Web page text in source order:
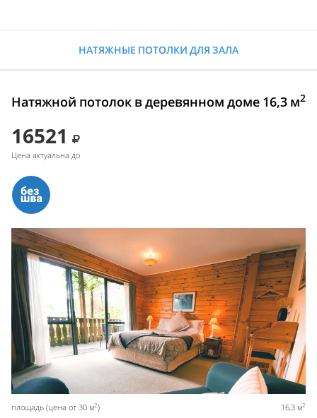
НАТЯЖНЫЕ ПОТОЛКИ ДЛЯ ЗАЛА
Натяжной потолок в деревянном доме 16,3 м2
16521
Цена актуальна до
площадь (цена от 30 м2) 16,3 м2